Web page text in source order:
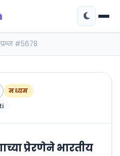
प्रश्न #5678
मध्यम
प्रेरणेने भारतीय